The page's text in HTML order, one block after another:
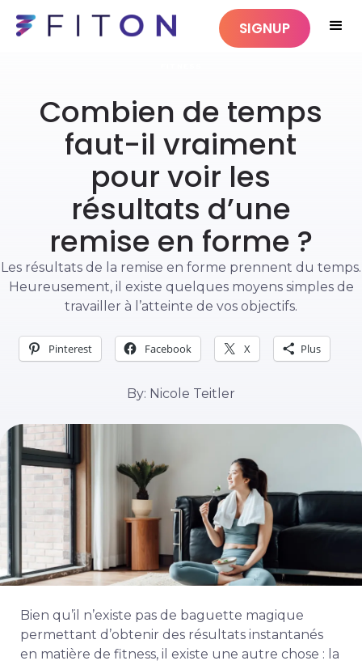
SIGNUP
Combien de temps
faut-il vraiment
pour voir les
résultats d’une
remise en forme ?
Les résultats de la remise en forme prennent du temps.
Heureusement, il existe quelques moyens simples de
travailler à l’atteinte de vos objectifs.
Pinterest Facebook X Plus
By: Nicole Teitler
Bien qu’il n’existe pas de baguette magique
permettant d’obtenir des résultats instantanés
en matière de fitness, il existe une autre chose : la